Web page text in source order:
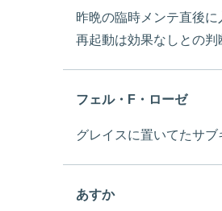
昨晩の臨時メンテ直後
再起動は効果なしとの判
フェル・F・ローゼ
グレイスに置いてたサ
あすか